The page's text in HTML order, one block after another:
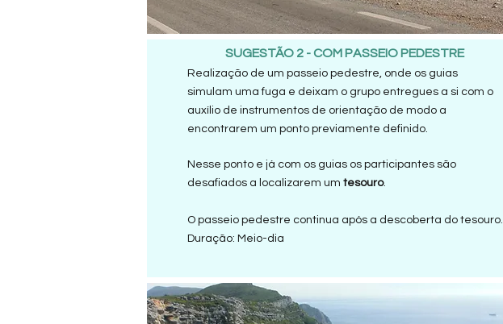
SUGESTÃO 2 - COM PASSEIO PEDESTRE
Realização de um passeio pedestre, onde os guias
simulam uma fuga e deixam o grupo entregues a si com o
auxílio de instrumentos de orientação de modo a
encontrarem um ponto previamente definido.
Nesse ponto e já com os guias os participantes são
desafiados a localizarem um tesouro.
O passeio pedestre continua após a descoberta do tesouro.
Duração: Meio-dia